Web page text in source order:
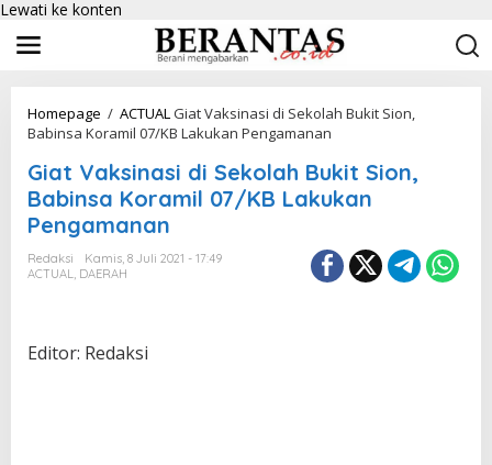
Lewati ke konten
Homepage / ACTUALGiat Vaksinasi di Sekolah Bukit Sion,
Babinsa Koramil 07/KB Lakukan Pengamanan
Giat Vaksinasi di Sekolah Bukit Sion,
Babinsa Koramil 07/KB Lakukan
Pengamanan
Redaksi
Kamis, 8 Juli 2021 - 17:49
ACTUAL, DAERAH
Editor: Redaksi